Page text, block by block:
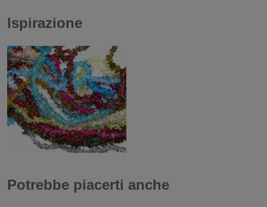
Ispirazione
Potrebbe piacerti anche